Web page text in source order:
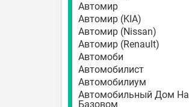
Автомир
Автомир (KIA)
Автомир (Nissan)
Автомир (Renault)
Автомоби
Автомобилист
Автомобилиум
Автомобильный Дом На
Базовом